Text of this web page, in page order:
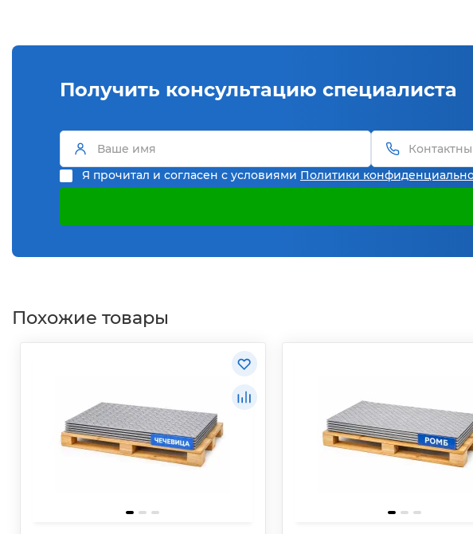
Получить консультацию специалиста
Я прочитал и согласен с условиями Политики
Похожие товары